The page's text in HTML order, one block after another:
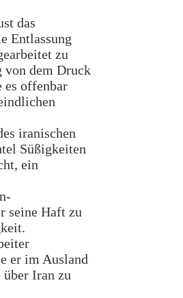
das
Entlassung
zu
von dem Druck
es offenbar
iranischen
Süßigkeiten
ein
seine Haft zu
er im Ausland
über Iran zu